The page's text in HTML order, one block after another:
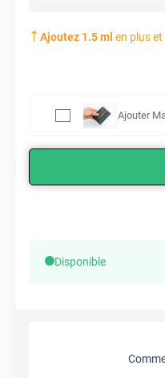
Ajoutez 1.5ml en plus
Ajouter
Disponible